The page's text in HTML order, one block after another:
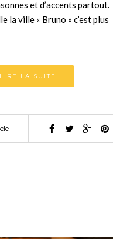
et d’accents partout.
la ville « Bruno » c’est plus
LIRE LA SUITE